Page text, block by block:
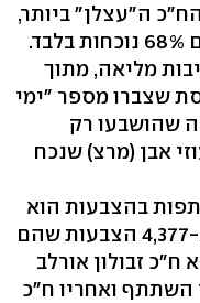
ה"עצלן" ביותר,
שנכח בכנסת 243 ימים בלבד, שהם 68% נוכחות בלבד.
ב-199 ימי ישיבות מליאה, מתוך
שצברו מספר "ימי
שהושבעו רק
אבן (מרצ) שנכח
בהצבעות הוא
ח"כ נסים זאב (ש"ס), שהשתתף ב-4,377 הצבעות שהם
ח"כ זבולון אורלב
שבהן השתתף ואחריו ח"כ